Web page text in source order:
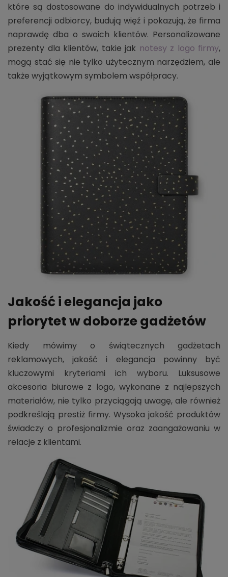
które są dostosowane do indywidualnych potrzeb i
preferencji odbiorcy, budują więź i pokazują, że firma
naprawdę dba o swoich klientów. Personalizowane
prezenty dla klientów, takie jak notesy z logo firmy,
mogą stać się nie tylko użytecznym narzędziem, ale
także wyjątkowym symbolem współpracy.
Jakość i elegancja jako
priorytet w doborze gadżetów
Kiedy mówimy o świątecznych gadżetach
reklamowych, jakość i elegancja powinny być
kluczowymi kryteriami ich wyboru. Luksusowe
akcesoria biurowe z logo, wykonane z najlepszych
materiałów, nie tylko przyciągają uwagę, ale również
podkreślają prestiż firmy. Wysoka jakość produktów
świadczy o profesjonalizmie oraz zaangażowaniu w
relacje z klientami.